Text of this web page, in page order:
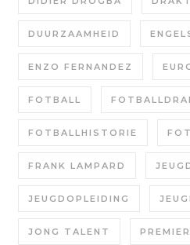
DUURZAAMHEID
ENZO FERNANDEZ
FOTBALL
FOTBALLHISTORIE
FRANK LAMPARD
JEUGDOPLEIDING
JONG TALENT